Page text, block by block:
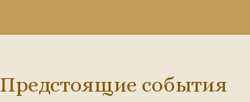
Предстоящие события